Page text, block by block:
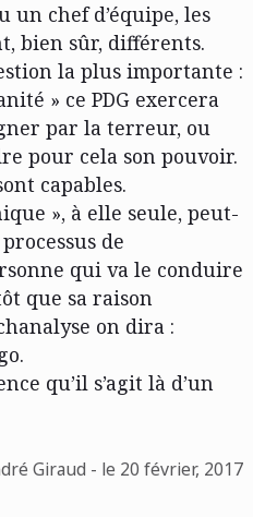
chef d’équipe, les
bien sûr, différents.
la plus importante :
» ce PDG exercera
par la terreur, ou
pour cela son pouvoir.
capables.
», à elle seule, peut-
de
qui va le conduire
que sa raison
on dira :
qu’il s’agit là d’un
Giraud - le 20 février, 2017